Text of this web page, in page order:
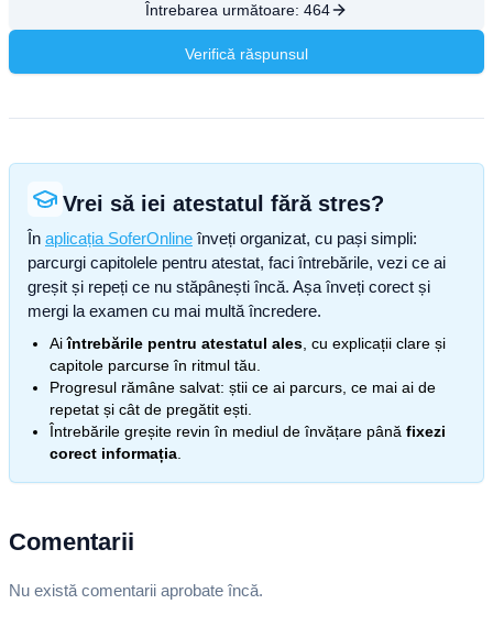
Întrebarea următoare: 464
Verifică răspunsul
Vrei să iei atestatul fără stres?
În aplicația SoferOnline înveți organizat, cu pași simpli:
parcurgi capitolele pentru atestat, faci întrebările, vezi ce ai
greșit și repeți ce nu stăpânești încă. Așa înveți corect și
mergi la examen cu mai multă încredere.
Aiîntrebările pentru atestatul ales , cu explicații clare și
capitole parcurse în ritmul tău.
Progresul rămâne salvat: știi ce ai parcurs, ce mai ai de
repetat și cât de pregătit ești.
Întrebările greșite revin în mediul de învățare până fixezi
corect informația
Comentarii
Nu există comentarii aprobate încă.